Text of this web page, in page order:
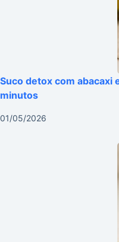
Suco detox com abacaxi
minutos
01/05/2026